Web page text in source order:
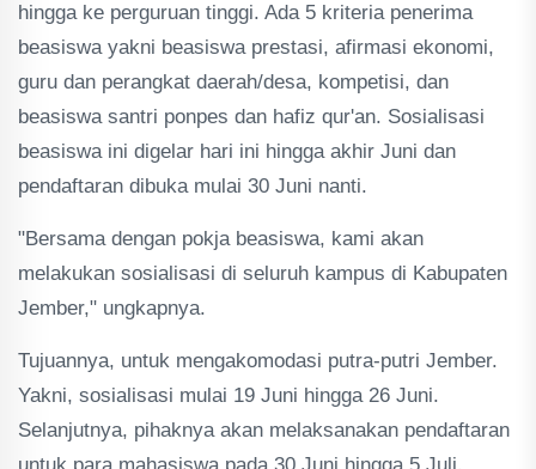
hingga ke perguruan tinggi. Ada 5 kriteria penerima
beasiswa yakni beasiswa prestasi, afirmasi ekonomi,
guru dan perangkat daerah/desa, kompetisi, dan
beasiswa santri ponpes dan hafiz qur'an. Sosialisasi
beasiswa ini digelar hari ini hingga akhir Juni dan
pendaftaran dibuka mulai 30 Juni nanti.
"Bersama dengan pokja beasiswa, kami akan
melakukan sosialisasi di seluruh kampus di Kabupaten
Jember," ungkapnya.
Tujuannya, untuk mengakomodasi putra-putri Jember.
Yakni, sosialisasi mulai 19 Juni hingga 26 Juni.
Selanjutnya, pihaknya akan melaksanakan pendaftaran